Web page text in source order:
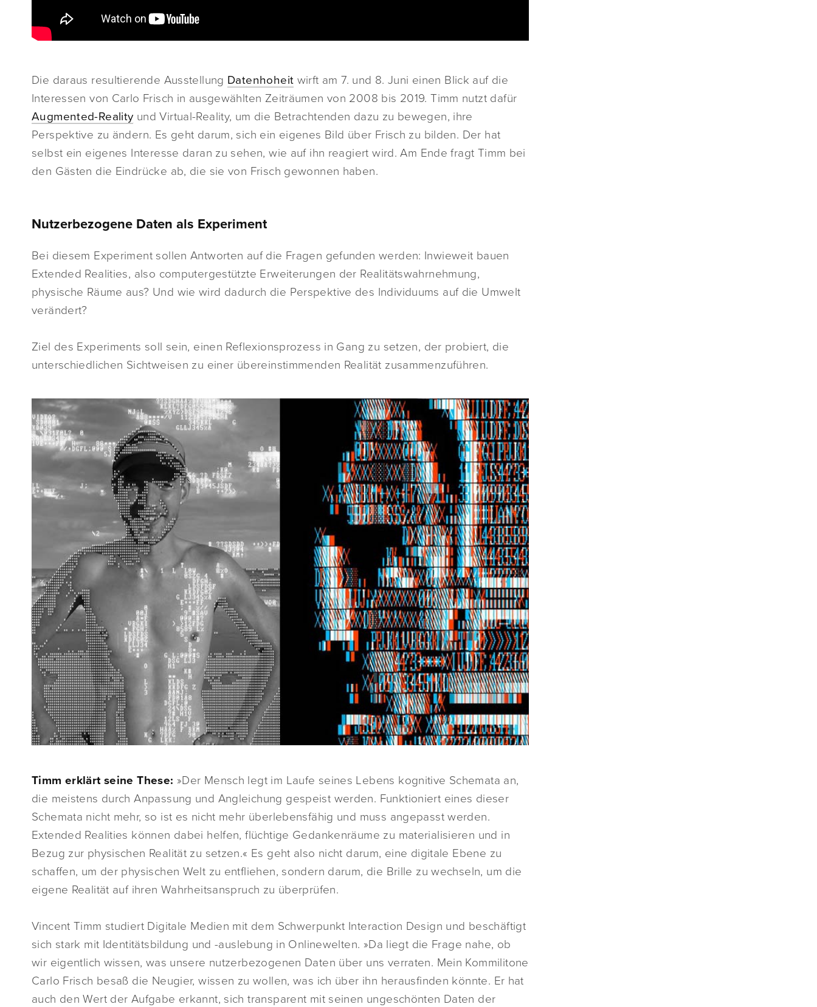
Die daraus resultierende Ausstellung Datenhoheit wirft am 7. und 8. Juni einen Blick auf die
Interessen von Carlo Frisch in ausgewählten Zeiträumen von 2008 bis 2019. Timm nutzt dafür
Augmented-Reality und Virtual-Reality, um die Betrachtenden dazu zu bewegen, ihre
Perspektive zu ändern. Es geht darum, sich ein eigenes Bild über Frisch zu bilden. Der hat
selbst ein eigenes Interesse daran zu sehen, wie auf ihn reagiert wird. Am Ende fragt Timm bei
den Gästen die Eindrücke ab, die sie von Frisch gewonnen haben.
Nutzerbezogene Daten als Experiment
Bei diesem Experiment sollen Antworten auf die Fragen gefunden werden: Inwieweit bauen
Extended Realities, also computergestützte Erweiterungen der Realitätswahrnehmung,
physische Räume aus? Und wie wird dadurch die Perspektive des Individuums auf die Umwelt
verändert?
Ziel des Experiments soll sein, einen Reflexionsprozess in Gang zu setzen, der probiert, die
unterschiedlichen Sichtweisen zu einer übereinstimmenden Realität zusammenzuführen.
Timm erklärt seine These: »Der Mensch legt im Laufe seines Lebens kognitive Schemata an,
die meistens durch Anpassung und Angleichung gespeist werden. Funktioniert eines dieser
Schemata nicht mehr, so ist es nicht mehr überlebensfähig und muss angepasst werden.
Extended Realities können dabei helfen, flüchtige Gedankenräume zu materialisieren und in
Bezug zur physischen Realität zu setzen.« Es geht also nicht darum, eine digitale Ebene zu
schaffen, um der physischen Welt zu entfliehen, sondern darum, die Brille zu wechseln, um die
eigene Realität auf ihren Wahrheitsanspruch zu überprüfen.
Vincent Timm studiert Digitale Medien mit dem Schwerpunkt Interaction Design und beschäftigt
sich stark mit Identitätsbildung und -auslebung in Onlinewelten. »Da liegt die Frage nahe, ob
wir eigentlich wissen, was unsere nutzerbezogenen Daten über uns verraten. Mein Kommilitone
Carlo Frisch besaß die Neugier, wissen zu wollen, was ich über ihn herausfinden könnte. Er hat
auch den Wert der Aufgabe erkannt, sich transparent mit seinen ungeschönten Daten der